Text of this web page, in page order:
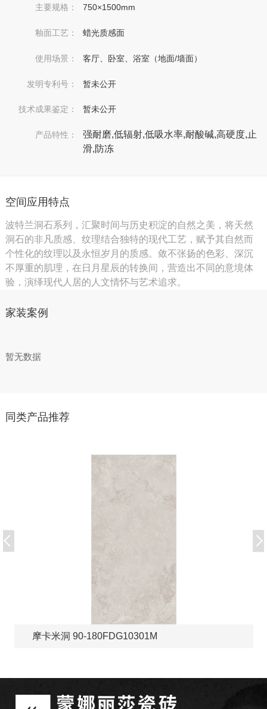
主要规格： 750×1500mm
釉面工艺： 蜡光质感面
使用场景： 客厅、卧室、浴室（地面/墙面）
发明专利号： 暂未公开
技术成果鉴定： 暂未公开
产品特性：
强耐磨,低辐射,低吸水率,耐酸碱,高硬度,止
滑,防冻
空间应用特点
波特兰洞石系列，汇聚时间与历史积淀的自然之美，将天然
洞石的非凡质感、纹理结合独特的现代工艺，赋予其自然而
个性化的纹理以及永恒岁月的质感。敛不张扬的色彩、深沉
不厚重的肌理，在日月星辰的转换间，营造出不同的意境体
验，演绎现代人居的人文情怀与艺术追求。
家装案例
暂无数据
同类产品推荐
摩卡米洞 90-180FDG10301M